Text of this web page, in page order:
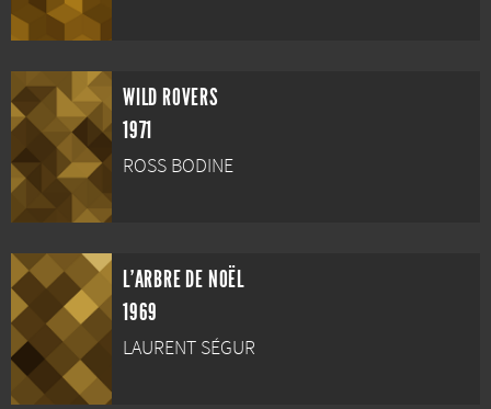
WILD ROVERS
1971
ROSS BODINE
L'ARBRE DE NOËL
1969
LAURENT SÉGUR